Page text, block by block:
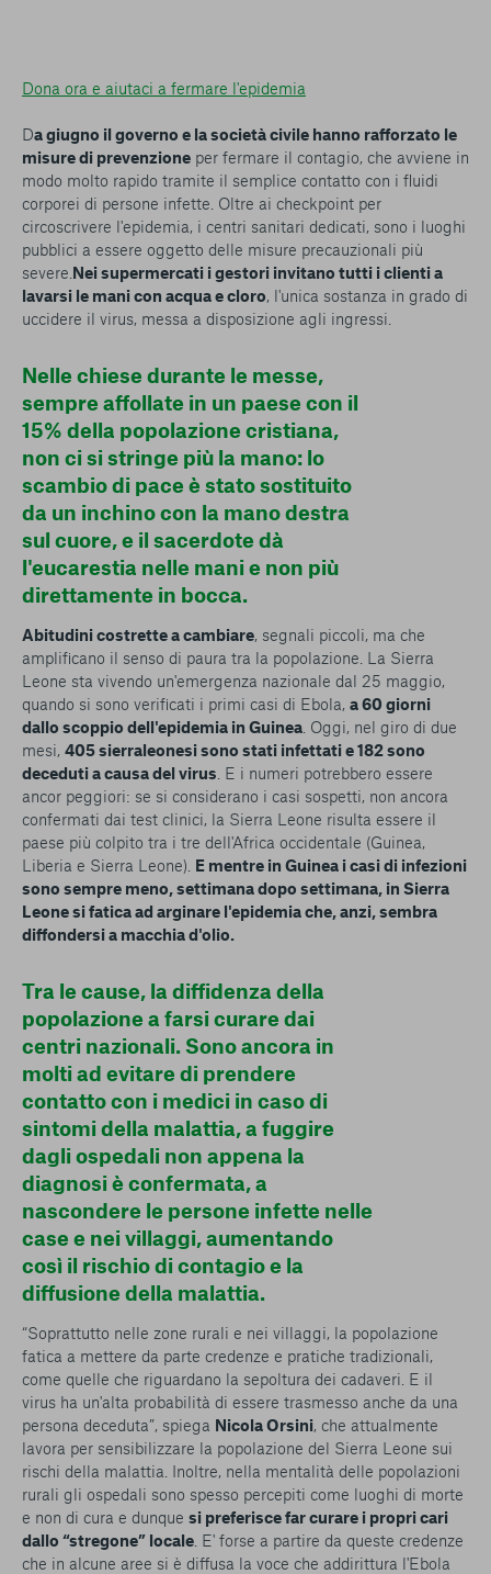
Dona ora e aiutaci a fermare l'epidemia
Da giugno il governo e la società civile hanno rafforzato le
misure di prevenzione per fermare il contagio, che avviene in
modo molto rapido tramite il semplice contatto con i fluidi
corporei di persone infette. Oltre ai checkpoint per
circoscrivere l'epidemia, i centri sanitari dedicati, sono i luoghi
pubblici a essere oggetto delle misure precauzionali più
severe. Nei supermercati i gestori invitano tutti i clienti a
lavarsi le mani con acqua e cloro, l'unica sostanza in grado di
uccidere il virus, messa a disposizione agli ingressi.
Nelle chiese durante le messe,
sempre affollate in un paese con il
15% della popolazione cristiana,
non ci si stringe più la mano: lo
scambio di pace è stato sostituito
da un inchino con la mano destra
sul cuore, e il sacerdote dà
l'eucarestia nelle mani e non più
direttamente in bocca.
Abitudini costrette a cambiare, segnali piccoli, ma che
amplificano il senso di paura tra la popolazione. La Sierra
Leone sta vivendo un'emergenza nazionale dal 25 maggio,
quando si sono verificati i primi casi di Ebola, a 60 giorni
dallo scoppio dell'epidemia in Guinea . Oggi, nel giro di due
mesi, 405 sierraleonesi sono stati infettati e 182 sono
deceduti a causa del virus . E i numeri potrebbero essere
ancor peggiori: se si considerano i casi sospetti, non ancora
confermati dai test clinici, la Sierra Leone risulta essere il
paese più colpito tra i tre dell'Africa occidentale (Guinea,
Liberia e Sierra Leone). E mentre in Guinea i casi di infezioni
sono sempre meno, settimana dopo settimana, in Sierra
Leone si fatica ad arginare l'epidemia che, anzi, sembra
diffondersi a macchia d'olio.
Tra le cause, la diffidenza della
popolazione a farsi curare dai
centri nazionali. Sono ancora in
molti ad evitare di prendere
contatto con i medici in caso di
sintomi della malattia, a fuggire
dagli ospedali non appena la
diagnosi è confermata, a
nascondere le persone infette nelle
case e nei villaggi, aumentando
così il rischio di contagio e la
diffusione della malattia.
“Soprattutto nelle zone rurali e nei villaggi, la popolazione
fatica a mettere da parte credenze e pratiche tradizionali,
come quelle che riguardano la sepoltura dei cadaveri. E il
virus ha un'alta probabilità di essere trasmesso anche da una
persona deceduta”, spiega Nicola Orsini, che attualmente
lavora per sensibilizzare la popolazione del Sierra Leone sui
rischi della malattia. Inoltre, nella mentalità delle popolazioni
rurali gli ospedali sono spesso percepiti come luoghi di morte
e non di cura e dunque si preferisce far curare i propri cari
dallo “stregone” locale . E' forse a partire da queste credenze
che in alcune aree si è diffusa la voce che addirittura l'Ebola